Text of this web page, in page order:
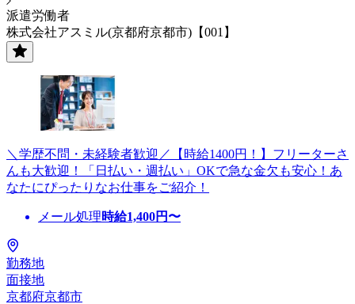
派遣労働者
株式会社アスミル(京都府京都市)【001】
＼学歴不問・未経験者歓迎／【時給1400円！】フリーターさ
んも大歓迎！「日払い・週払い」OKで急な金欠も安心！あ
なたにぴったりなお仕事をご紹介！
メール処理時給1,400円〜
勤務地
面接地
京都府京都市